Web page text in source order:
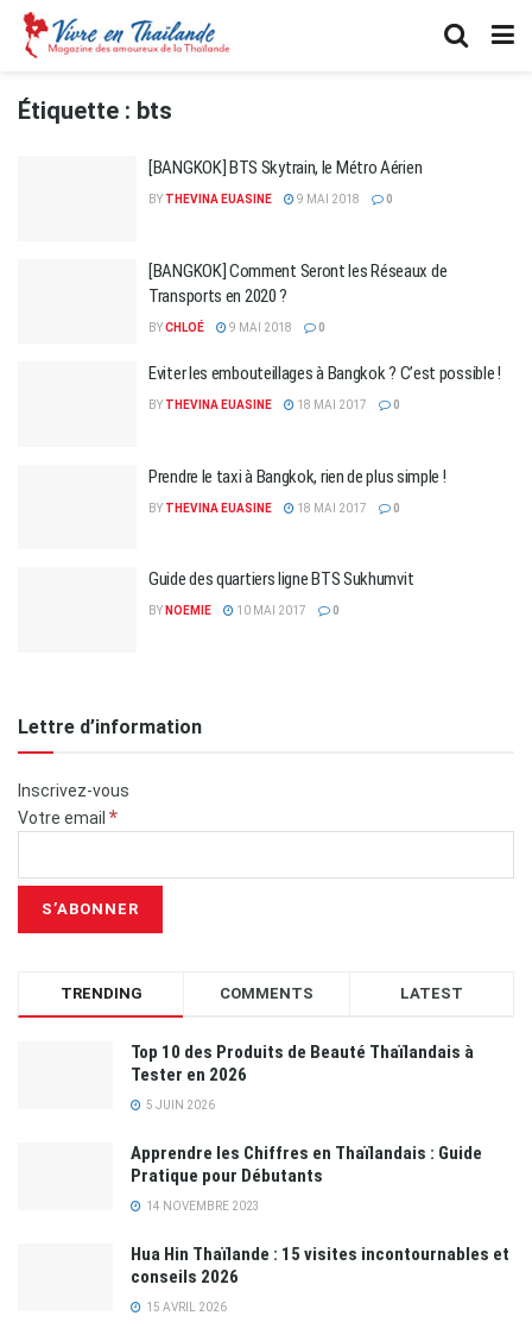
Étiquette : bts
[BANGKOK] BTS Skytrain, le Métro Aérien
BY THEVINA EUASINE 9 MAI 2018 0
[BANGKOK] Comment Seront les Réseaux de
Transports en 2020 ?
BYCHLOÉ 9 MAI 2018 0
Eviter les embouteillages à Bangkok ? C’est possible !
BY THEVINA EUASINE 18 MAI 2017 0
Prendre le taxi à Bangkok, rien de plus simple !
BY THEVINA EUASINE 18 MAI 2017 0
Guide des quartiers ligne BTS Sukhumvit
BY NOEMIE 10 MAI 2017 0
Lettre d’information
Inscrivez-vous
Votre email *
TRENDING COMMENTS LATEST
Top 10 des Produits de Beauté Thaïlandais à
Tester en 2026
5 JUIN 2026
Apprendre les Chiffres en Thaïlandais : Guide
Pratique pour Débutants
14 NOVEMBRE 2023
Hua Hin Thaïlande : 15 visites incontournables et
conseils 2026
15 AVRIL 2026